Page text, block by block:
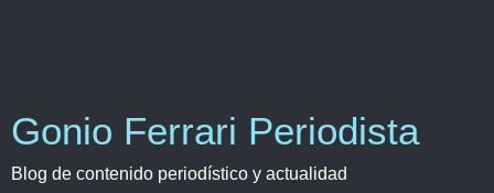
Gonio Ferrari Periodista
Blog de contenido periodístico y actualidad